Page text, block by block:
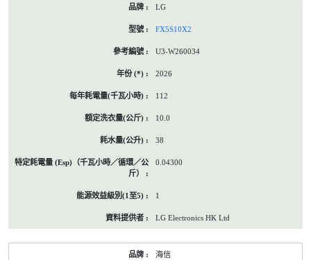
LG
FX5S10X2
U3-W260034
2026
112
10.0
38
0.04300
1
LG Electronics HK Ltd
海信